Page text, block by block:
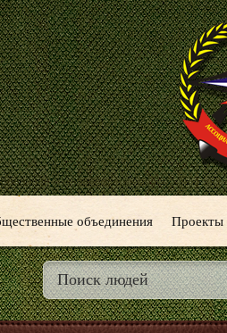
объединения Проекты